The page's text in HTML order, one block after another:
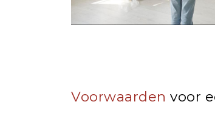
Voorwaarden voor